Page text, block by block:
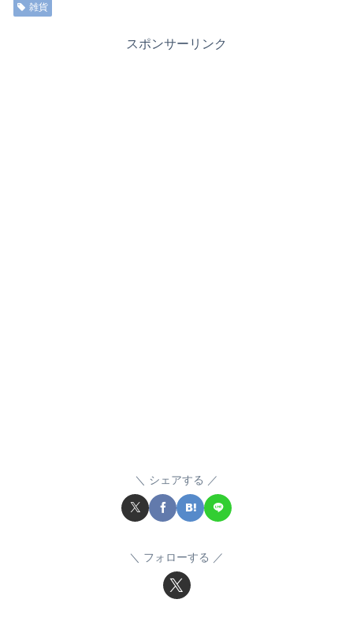
雑貨
スポンサーリンク
シェアする
フォローする